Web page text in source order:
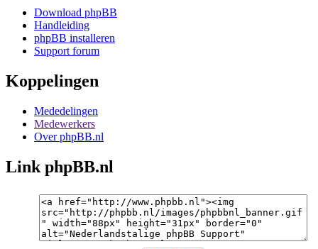
Download phpBB
Handleiding
phpBB installeren
Support forum
Koppelingen
Mededelingen
Medewerkers
Over phpBB.nl
Link phpBB.nl